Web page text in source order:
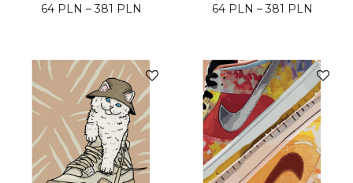
64 PLN – 381 PLN Price range: 64 PLN through 381 PLN
64 PLN – 381 PLN